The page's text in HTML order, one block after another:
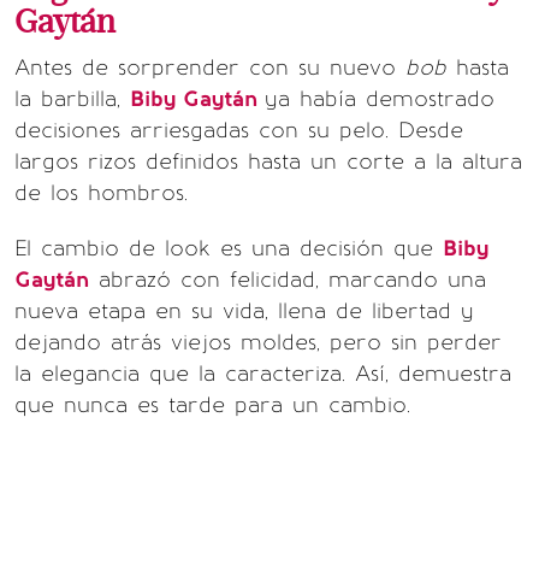
Gaytán
Antes de sorprender con su nuevo bob hasta
la barbilla, Biby Gaytán ya había demostrado
decisiones arriesgadas con su pelo. Desde
largos rizos definidos hasta un corte a la altura
de los hombros.
El cambio de look es una decisión que Biby
Gaytán abrazó con felicidad, marcando una
nueva etapa en su vida, llena de libertad y
dejando atrás viejos moldes, pero sin perder
la elegancia que la caracteriza. Así, demuestra
que nunca es tarde para un cambio.